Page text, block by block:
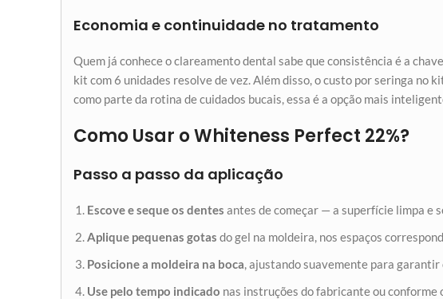
Economia e continuidade no tratamento
Quem já conhece o clareamento dental sabe que consistência é a
kit com 6 unidades resolve de vez. Além disso, o custo por seringa
como parte da rotina de cuidados bucais, essa é a opção mais
Como Usar o Whiteness Perfect 22%?
Passo a passo da aplicação
Escove e seque os dentes antes de começar — a superfície limpa e
Aplique pequenas gotas do gel na moldeira, nos espaços
Posicione a moldeira na boca, ajustando suavemente para
Use pelo tempo indicado nas instruções do fabricante ou